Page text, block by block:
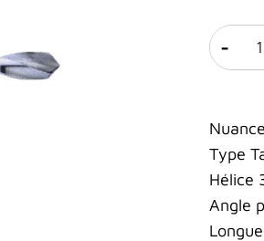
-
Type
Hélice
Angle